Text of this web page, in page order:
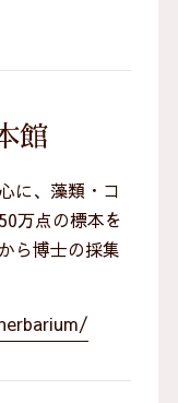
館
に、藻類・コ
万点の標本を
ら博士の採集